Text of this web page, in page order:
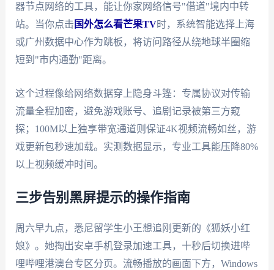
器节点网络的工具，能让你家网络信号"借道"境内中转
站。当你点击 国外怎么看芒果TV时，系统智能选择上海
或广州数据中心作为跳板，将访问路径从绕地球半圈缩
短到"市内通勤"距离。
这个过程像给网络数据穿上隐身斗篷：专属协议对传输
流量全程加密，避免游戏账号、追剧记录被第三方窥
探；100M以上独享带宽通道则保证4K视频流畅如丝，游
戏更新包秒速加载。实测数据显示，专业工具能压降80%
以上视频缓冲时间。
三步告别黑屏提示的操作指南
周六早九点，悉尼留学生小王想追刚更新的《狐妖小红
娘》。她掏出安卓手机登录加速工具，十秒后切换进哔
哩哔哩港澳台专区分页。流畅播放的画面下方，Windows